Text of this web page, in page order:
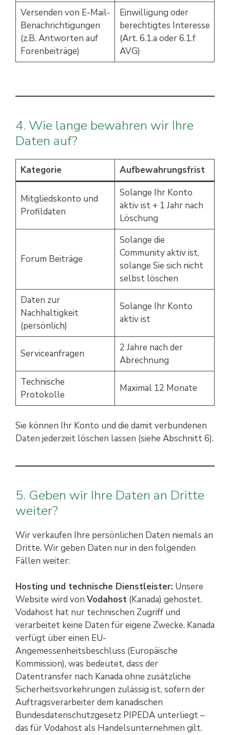
Versenden von E-Mail-
Benachrichtigungen
(z.B. Antworten auf
Forenbeiträge)
Einwilligung oder
berechtigtes Interesse
(Art. 6.1.a oder 6.1.f
AVG)
4. Wie lange bewahren wir Ihre
Daten auf?
Kategorie Aufbewahrungsfrist
Mitgliedskonto und
Profildaten
Solange Ihr Konto
aktiv ist + 1 Jahr nach
Löschung
Forum Beiträge
Solange die
Community aktiv ist,
solange Sie sich nicht
selbst löschen
Daten zur
Nachhaltigkeit
(persönlich)
Solange Ihr Konto
aktiv ist
Serviceanfragen
2 Jahre nach der
Abrechnung
Technische
Protokolle
Maximal 12 Monate
Sie können Ihr Konto und die damit verbundenen
Daten jederzeit löschen lassen (siehe Abschnitt 6).
5. Geben wir Ihre Daten an Dritte
weiter?
Wir verkaufen Ihre persönlichen Daten niemals an
Dritte. Wir geben Daten nur in den folgenden
Fällen weiter:
Hosting und technische Dienstleister: Unsere
Website wird von Vodahost (Kanada) gehostet.
Vodahost hat nur technischen Zugriff und
verarbeitet keine Daten für eigene Zwecke. Kanada
verfügt über einen EU-
Angemessenheitsbeschluss (Europäische
Kommission), was bedeutet, dass der
Datentransfer nach Kanada ohne zusätzliche
Sicherheitsvorkehrungen zulässig ist, sofern der
Auftragsverarbeiter dem kanadischen
Bundesdatenschutzgesetz PIPEDA unterliegt –
das für Vodahost als Handelsunternehmen gilt.